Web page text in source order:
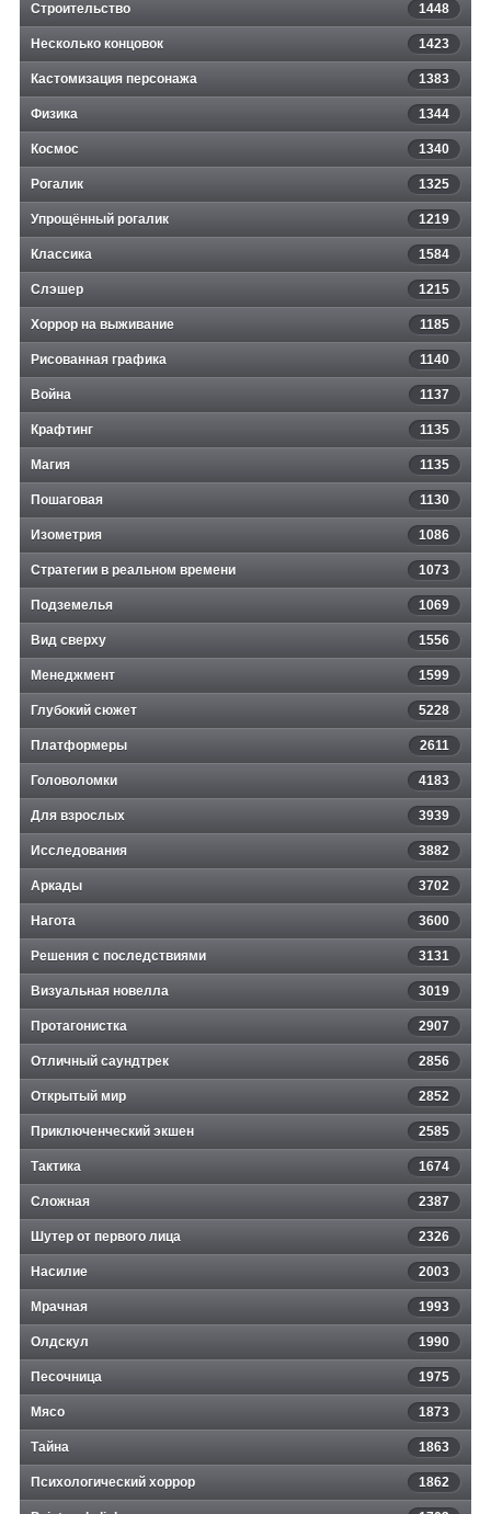
Строительство 1448
Несколько концовок 1423
Кастомизация персонажа 1383
Физика 1344
Космос 1340
Рогалик 1325
Упрощённый рогалик 1219
Классика 1584
Слэшер 1215
Хоррор на выживание 1185
Рисованная графика 1140
Война 1137
Крафтинг 1135
Магия 1135
Пошаговая 1130
Изометрия 1086
Стратегии в реальном времени 1073
Подземелья 1069
Вид сверху 1556
Менеджмент 1599
Глубокий сюжет 5228
Платформеры 2611
Головоломки 4183
Для взрослых 3939
Исследования 3882
Аркады 3702
Нагота 3600
Решения с последствиями 3131
Визуальная новелла 3019
Протагонистка 2907
Отличный саундтрек 2856
Открытый мир 2852
Приключенческий экшен 2585
Тактика 1674
Сложная 2387
Шутер от первого лица 2326
Насилие 2003
Мрачная 1993
Олдскул 1990
Песочница 1975
Мясо 1873
Тайна 1863
Психологический хоррор 1862